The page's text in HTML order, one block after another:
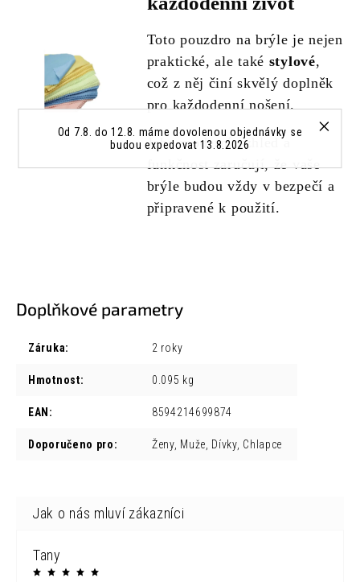
Od 7.8. do 12.8. máme dovolenou objednávky se
budou expedovat 13.8.2026
Toto pouzdro na brýle je nejen
praktické, ale také stylové,
což z něj činí skvělý doplněk
pro každodenní nošení.
Jeho moderní vzhled a
funkčnost zaručují, že vaše
brýle budou vždy v bezpečí a
připravené k použití.
Doplňkové parametry
Záruka: 2 roky
Hmotnost: 0.095 kg
EAN : 8594214699874
Doporučeno pro: Ženy, Muže, Dívky, Chlapce
Tany